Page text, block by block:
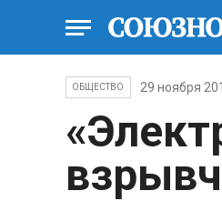
ОБЩЕСТВО 29 ноября